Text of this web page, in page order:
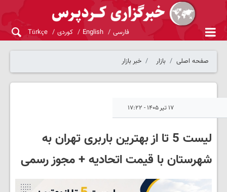
فارسی English کوردی Türkçe
صفحه اصلی بازار خبر بازار
۱۷ تیر ۱۴۰۵ - ۱۷:۲۲
لیست 5 تا از بهترین باربری تهران به
شهرستان با قیمت اتحادیه + مجوز رسمی